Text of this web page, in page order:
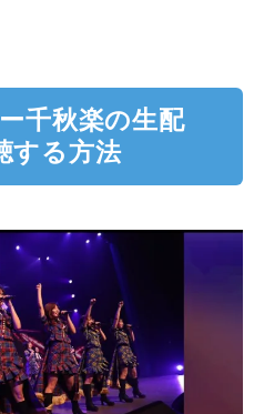
千秋楽の生配
する方法